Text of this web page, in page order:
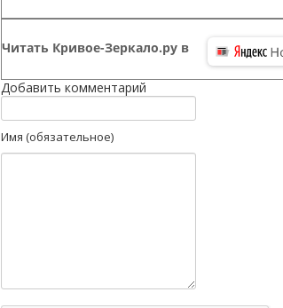
Читать Кривое-Зеркало.ру в
Добавить комментарий
Имя (обязательное)